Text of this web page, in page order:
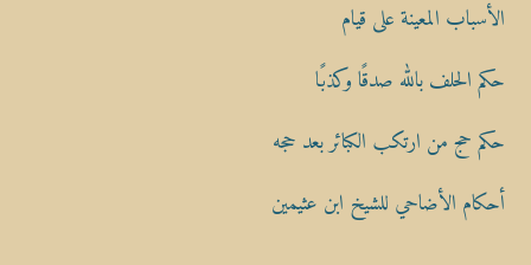
الأسباب المعينة على قيام
حكم الحلف بالله صدقًا وكذبًا
حكم حج من ارتكب الكبائر بعد حجه
أحكام الأضاحي للشيخ ابن عثيمين